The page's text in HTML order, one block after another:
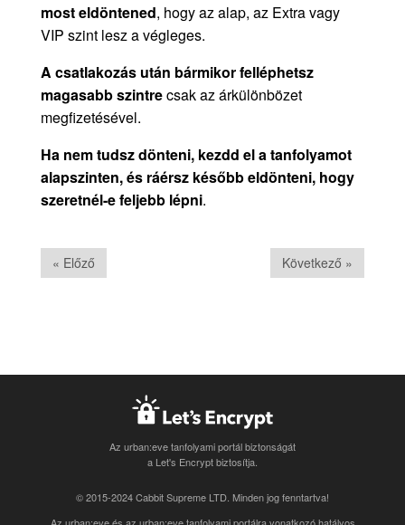
most eldöntened, hogy az alap, az Extra vagy
VIP szint lesz a végleges.
A csatlakozás után bármikor felléphetsz
magasabb szintrecsak az árkülönbözet
megfizetésével.
Ha nem tudsz dönteni, kezdd el a tanfolyamot
alapszinten, és ráérsz később eldönteni, hogy
szeretnél-e feljebb lépni.
« Előző Következő »
Az urban:eve tanfolyami portál biztonságát
a Let's Encrypt biztosítja.
© 2015-2024 Cabbit Supreme LTD. Minden jog fenntartva!